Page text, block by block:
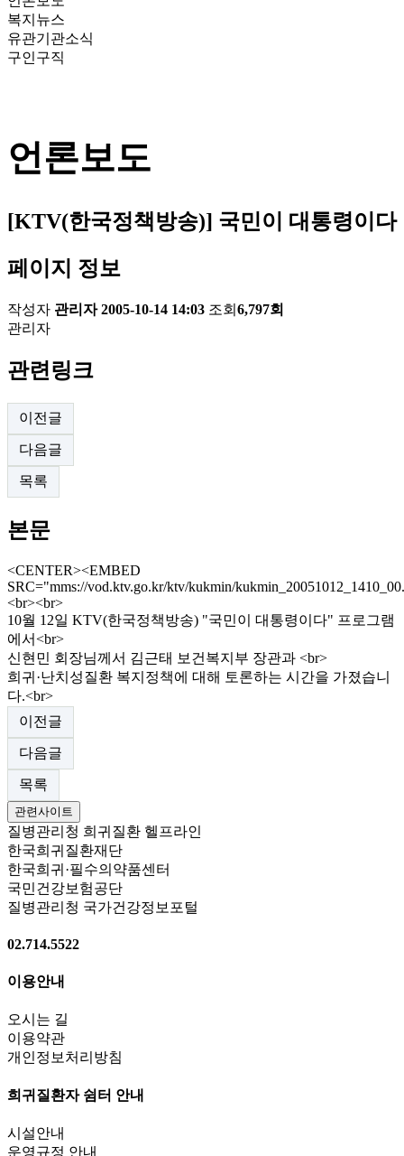
복지뉴스
유관기관소식
구인구직
언론보도
[KTV(한국정책방송)] 국민이 대통령이다
페이지 정보
작성자 관리자 2005-10-14 14:03 조회 6,797회
관리자
관련링크
이전글
다음글
목록
본문
<CENTER><EMBED
SRC="mms://vod.ktv.go.kr/ktv/kukmin/
<br><br>
10월 12일 KTV(한국정책방송) "국민이 대통령이다" 프로그램
에서<br>
신현민 회장님께서 김근태 보건복지부 장관과 <br>
희귀·난치성질환 복지정책에 대해 토론하는 시간을 가졌습니
다.<br>
이전글
다음글
목록
관련사이트
질병관리청 희귀질환 헬프라인
한국희귀질환재단
한국희귀·필수의약품센터
국민건강보험공단
질병관리청 국가건강정보포털
02.714.5522
이용안내
오시는 길
이용약관
개인정보처리방침
희귀질환자 쉼터 안내
시설안내
운영규정 안내